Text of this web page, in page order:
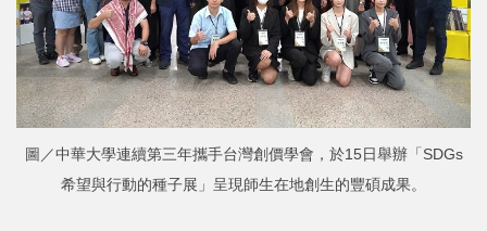
圖／中華大學連續第三年攜手台灣創價學會，於15日舉辦「SDGs
希望與行動的種子展」呈現師生在地創生的豐碩成果。